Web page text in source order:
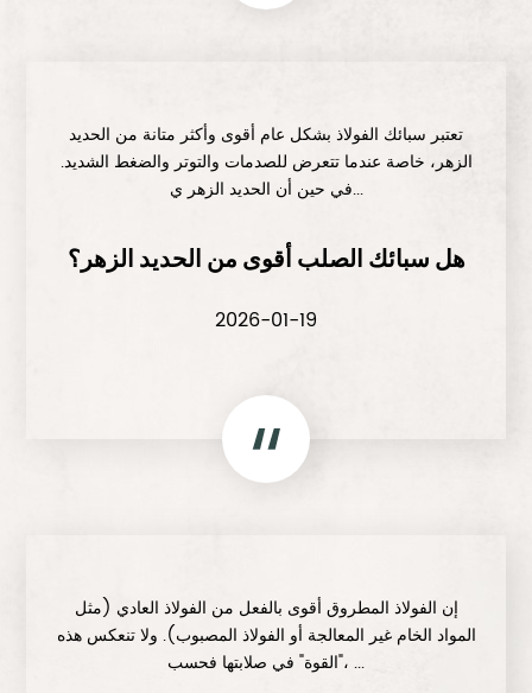
تعتبر سبائك الفولاذ بشكل عام أقوى وأكثر متانة من الحديد
الزهر، خاصة عندما تتعرض للصدمات والتوتر والضغط الشديد.
في حين أن الحديد الزهر ي...
هل سبائك الصلب أقوى من الحديد الزهر؟
2026-01-19
إن الفولاذ المطروق أقوى بالفعل من الفولاذ العادي (مثل
المواد الخام غير المعالجة أو الفولاذ المصبوب). ولا تنعكس هذه
"القوة" في صلابتها فحسب، ...